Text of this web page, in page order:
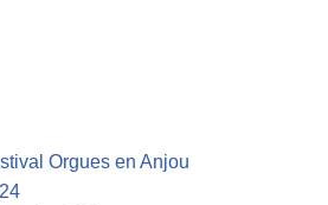
Orgues en Anjou